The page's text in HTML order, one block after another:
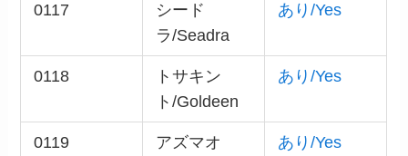
0117
シード
ラ/Seadra
あり/Yes
0118
トサキン
ト/Goldeen
あり/Yes
0119
アズマオ
あり/Yes